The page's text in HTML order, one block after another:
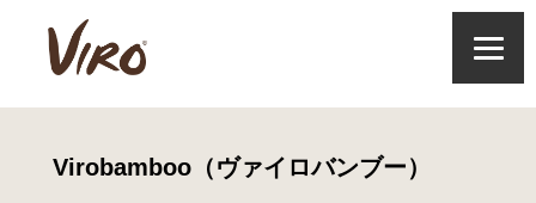
Virobamboo（ヴァイロバンブー）